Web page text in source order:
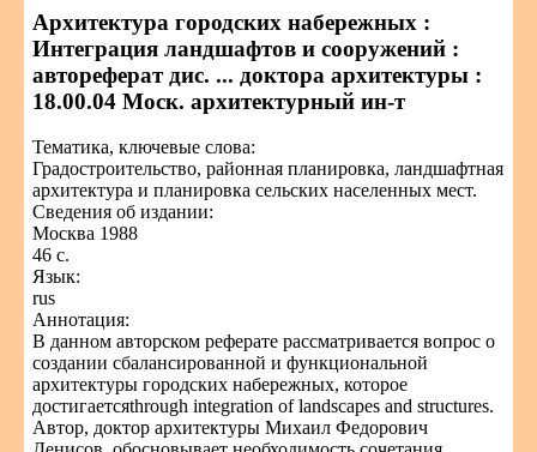
Архитектура городских набережных :
Интеграция ландшафтов и сооружений :
автореферат дис. ... доктора архитектуры :
18.00.04 Моск. архитектурный ин-т
Тематика, ключевые слова:
Градостроительство, районная планировка, ландшафтная
архитектура и планировка сельских населенных мест.
Сведения об издании:
Москва 1988
46 с.
Язык:
rus
Аннотация:
В данном авторском реферате рассматривается вопрос о
создании сбалансированной и функциональной
архитектуры городских набережных, которое
достигаетсяthrough integration of landscapes and structures.
Автор, доктор архитектуры Михаил Федорович